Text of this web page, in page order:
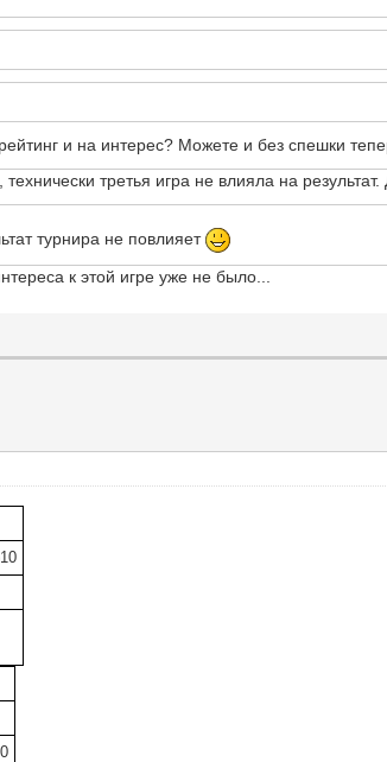
и на интерес? Можете и без спешки
третья игра не влияла на
турнира не повлияет
к этой игре уже не было...